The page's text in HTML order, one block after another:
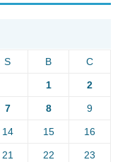
S B C
1 2
7 8 9
14 15 16
21 22 23